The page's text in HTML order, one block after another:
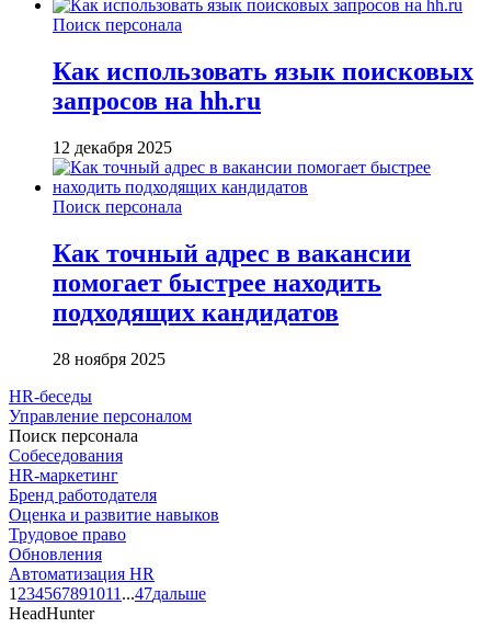
Поиск персонала
Как использовать язык поисковых
запросов на hh.ru
12 декабря 2025
Поиск персонала
Как точный адрес в вакансии
помогает быстрее находить
подходящих кандидатов
28 ноября 2025
HR-беседы
Управление персоналом
Поиск персонала
Собеседования
HR-маркетинг
Бренд работодателя
Оценка и развитие навыков
Трудовое право
Обновления
Автоматизация HR
1 234567891011 ...47дальше
HeadHunter